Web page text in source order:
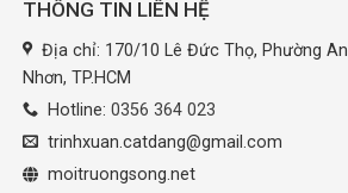
THÔNG TIN LIÊN HỆ
Địa chỉ: 170/10 Lê Đức Thọ, Phường An
Nhơn, TP.HCM
Hotline:0356 364 023
trinhxuan.catdang@gmail.com
moitruongsong.net